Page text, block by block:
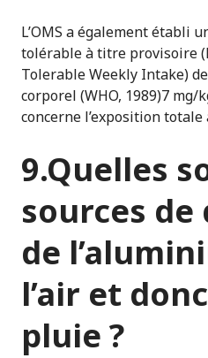
L’OMS a également établi
tolérable à titre provisoire
Tolerable Weekly Intake)
corporel (WHO, 1989)7 mg/
concerne l’exposition totale
9.Quelles
sources
de
l’air et
pluie ?